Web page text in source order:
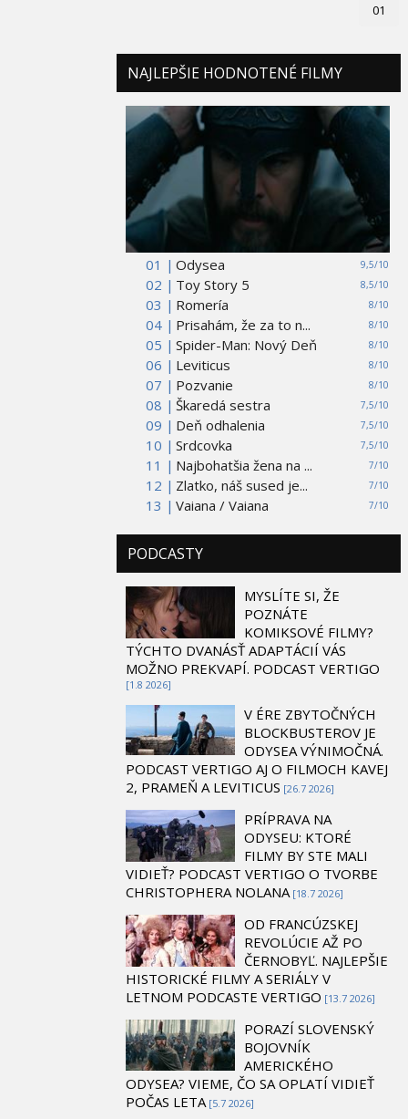
01
NAJLEPŠIE HODNOTENÉ FILMY
01 | 9,5/10
Odysea
02 |
8,5/10
Toy Story 5
03 |
8/10
Romería
04 |
8/10
Prisahám, že za to n...
05 |
8/10
Spider-Man: Nový Deň
06 |
8/10
Leviticus
07 |
8/10
Pozvanie
08 |
7,5/10
Škaredá sestra
09 |
7,5/10
Deň odhalenia
10 |
7,5/10
Srdcovka
11 |
7/10
Najbohatšia žena na ...
12 |
7/10
Zlatko, náš sused je...
13 |
7/10
Vaiana / Vaiana
PODCASTY
MYSLÍTE SI, ŽE
POZNÁTE
KOMIKSOVÉ FILMY?
TÝCHTO DVANÁSŤ ADAPTÁCIÍ VÁS
MOŽNO PREKVAPÍ. PODCAST VERTIGO
[1.8 2026]
V ÉRE ZBYTOČNÝCH
BLOCKBUSTEROV JE
ODYSEA VÝNIMOČNÁ.
PODCAST VERTIGO AJ O FILMOCH KAVEJ
2, PRAMEŇ A LEVITICUS [26.7 2026]
PRÍPRAVA NA
ODYSEU: KTORÉ
FILMY BY STE MALI
VIDIEŤ? PODCAST VERTIGO O TVORBE
CHRISTOPHERA NOLANA [18.7 2026]
OD FRANCÚZSKEJ
REVOLÚCIE AŽ PO
ČERNOBYĽ. NAJLEPŠIE
HISTORICKÉ FILMY A SERIÁLY V
LETNOM PODCASTE VERTIGO [13.7 2026]
PORAZÍ SLOVENSKÝ
BOJOVNÍK
AMERICKÉHO
ODYSEA? VIEME, ČO SA OPLATÍ VIDIEŤ
POČAS LETA [5.7 2026]